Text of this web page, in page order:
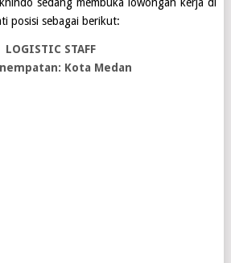
posisi sebagai berikut:
LOGISTIC STAFF
Kota Medan